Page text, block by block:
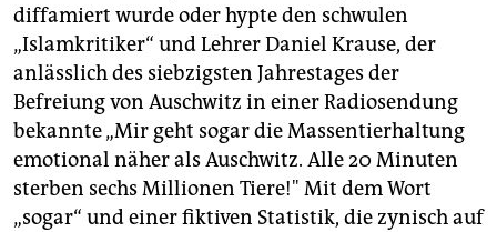
diffamiert wurde oder hypte den schwulen
„Islamkritiker“ und Lehrer Daniel Krause, der
anlässlich des siebzigsten Jahrestages der
Befreiung von Auschwitz in einer Radiosendung
bekannte „Mir geht sogar die Massentierhaltung
emotional näher als Auschwitz. Alle 20 Minuten
sterben sechs Millionen Tiere!" Mit dem Wort
„sogar“ und einer fiktiven Statistik, die zynisch auf